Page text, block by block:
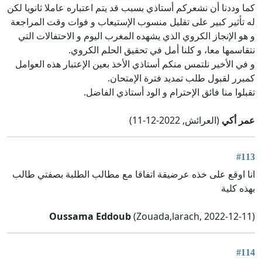
كما وددنا أن نشعركم أستاذي بسبب قد يتم اعتباره عاملا ثانويا لكن
له تأثير كبير على تقليل منسوب الإستيعاب و فوات وقت المراجعة
و هو الإنجاز الكروي الذي يشهده المغرب اليوم و الاحتفالات التي
نتقاسمها معا، و كلنا أمل في تحقيق الحلم الكروي.
و في الأخير نلتمس منكم أستاذي الأخذ بعين الإعتبار هذه العوامل
كمبرر لقبول طلب تمديد فترة الإمتحان.
تقبلوا منا فائق الإحترام و الود أستاذي الفاضل.
عمر أكي (العرائش, 2022-12-11)
#113
انا اوقع على خذه عرضيقة اتفاقا مع مطالب الطلبة بصفتي طالب
بهذه كلية
Oussama Eddoub(Zouada,larach, 2022-12-11)
#114